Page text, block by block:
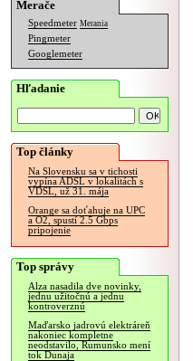
Merače
Speedmeter Merania
Pingmeter
Googlemeter
Hľadanie
Top články
Na Slovensku sa v tichosti
vypína ADSL v lokalitách s
VDSL, už 31. mája
Orange sa doťahuje na UPC
a O2, spustí 2.5 Gbps
pripojenie
Top správy
Alza nasadila dve novinky,
jednu užitočnú a jednu
kontroverznú
Maďarsko jadrovú elektráreň
nakoniec kompletne
neodstavilo, Rumunsko mení
tok Dunaja